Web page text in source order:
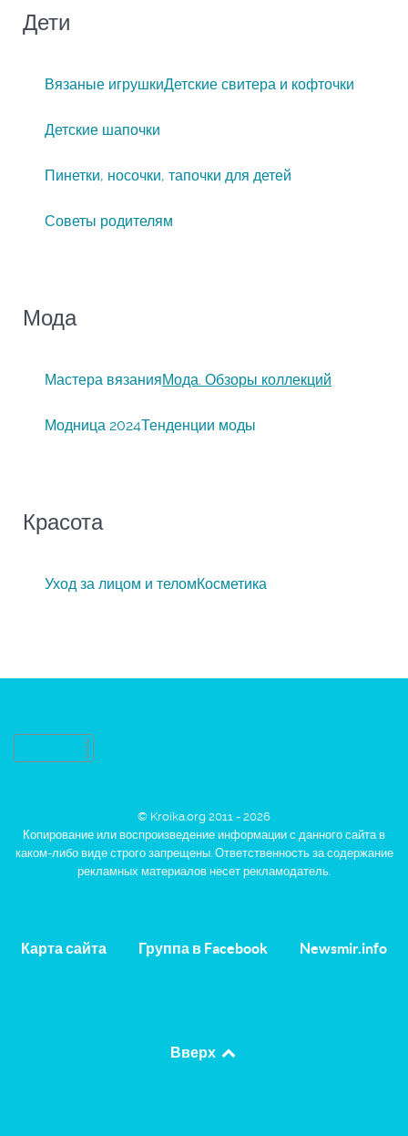
Дети
Вязаные игрушкиДетские свитера и кофточки
Детские шапочки
Пинетки, носочки, тапочки для детей
Советы родителям
Мода
Мастера вязанияМода. Обзоры коллекций
Модница 2024Тенденции моды
Красота
Уход за лицом и теломКосметика
© Kroika.org 2011 - 2026
Копирование или воспроизведение информации с данного сайта в
каком-либо виде строго запрещены. Ответственность за содержание
рекламных материалов несет рекламодатель.
Карта сайта Группа в Facebook Newsmir.info
Вверх